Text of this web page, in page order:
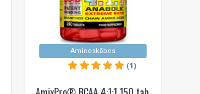
Aminoskābes
(1)